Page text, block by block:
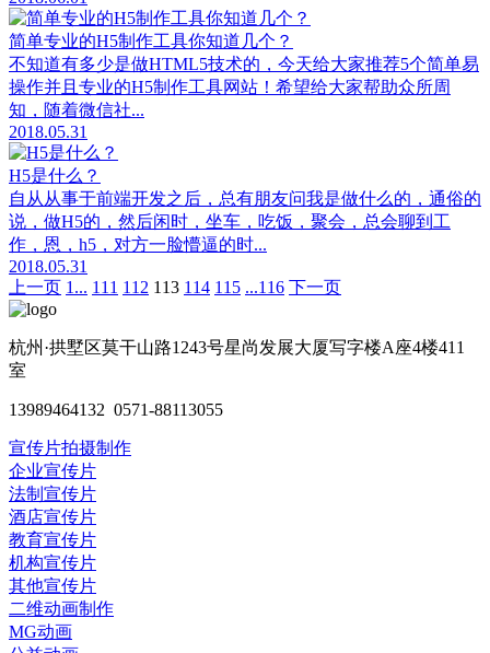
简单专业的H5制作工具你知道几个？
不知道有多少是做HTML5技术的，今天给大家推荐5个简单易
操作并且专业的H5制作工具网站！希望给大家帮助众所周
知，随着微信社...
2018.05.31
H5是什么？
自从从事于前端开发之后，总有朋友问我是做什么的，通俗的
说，做H5的，然后闲时，坐车，吃饭，聚会，总会聊到工
作，恩，h5，对方一脸懵逼的时...
2018.05.31
上一页 1... 111 112 113 114 115 ...116 下一页
杭州·拱墅区莫干山路1243号星尚发展大厦写字楼A座4楼411
室
13989464132 0571-88113055
宣传片拍摄制作
企业宣传片
法制宣传片
酒店宣传片
教育宣传片
机构宣传片
其他宣传片
二维动画制作
MG动画